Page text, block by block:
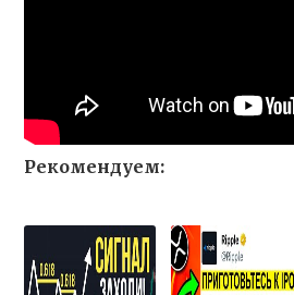
Рекомендуем: